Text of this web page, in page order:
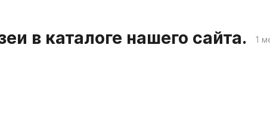
в каталоге нашего сайта. 1